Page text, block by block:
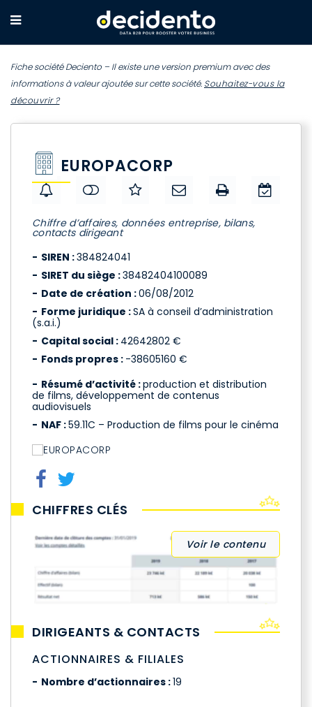
Fiche société Deciento – Il existe une version premium avec des
informations à valeur ajoutée sur cette société. Souhaitez-vous la
découvrir ?
EUROPACORP
Chiffre d’affaires, données entreprise, bilans,
contacts dirigeant
SIREN :384824041
SIRET du siège :38482404100089
Date de création :06/08/2012
Forme juridique :SA à conseil d’administration
(s.a.i.)
Capital social : 42642802 €
Fonds propres : -38605160 €
Résumé d’activité :production et distribution
de films, développement de contenus
audiovisuels
NAF :59.11C – Production de films pour le cinéma
CHIFFRES CLÉS
Voir le contenu
DIRIGEANTS & CONTACTS
ACTIONNAIRES & FILIALES
Nombre d’actionnaires :19